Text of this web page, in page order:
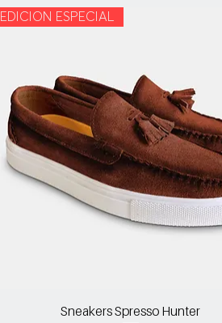
EDICION ESPECIAL
Sneakers Spresso Hunter